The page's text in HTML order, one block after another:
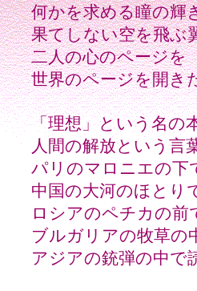
何かを求める瞳の輝
果てしない空を飛ぶ
二人の心のページを
世界のページを開き
「理想」という名の
人間の解放という言
パリのマロニエの下
中国の大河のほとり
ロシアのペチカの前
ブルガリアの牧草の
アジアの銃弾の中で